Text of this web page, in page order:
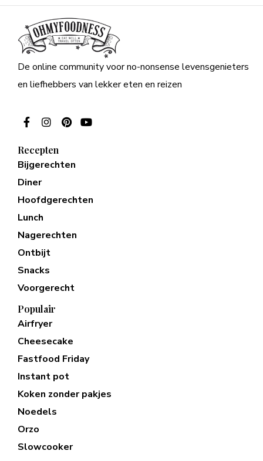
De online community voor no-nonsense levensgenieters
en liefhebbers van lekker eten en reizen
Recepten
Bijgerechten
Diner
Hoofdgerechten
Lunch
Nagerechten
Ontbijt
Snacks
Voorgerecht
Populair
Airfryer
Cheesecake
Fastfood Friday
Instant pot
Koken zonder pakjes
Noedels
Orzo
Slowcooker